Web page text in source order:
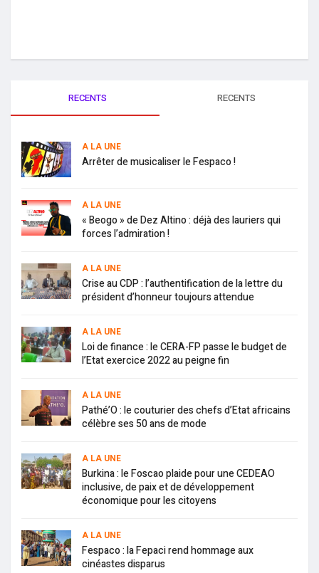
RECENTS RECENTS
A LA UNE
Arrêter de musicaliser le Fespaco !
A LA UNE
« Beogo » de Dez Altino : déjà des lauriers qui
forces l’admiration !
A LA UNE
Crise au CDP : l’authentification de la lettre du
président d’honneur toujours attendue
A LA UNE
Loi de finance : le CERA-FP passe le budget de
l’Etat exercice 2022 au peigne fin
A LA UNE
Pathé’O : le couturier des chefs d’Etat africains
célèbre ses 50 ans de mode
A LA UNE
Burkina : le Foscao plaide pour une CEDEAO
inclusive, de paix et de développement
économique pour les citoyens
A LA UNE
Fespaco : la Fepaci rend hommage aux
cinéastes disparus